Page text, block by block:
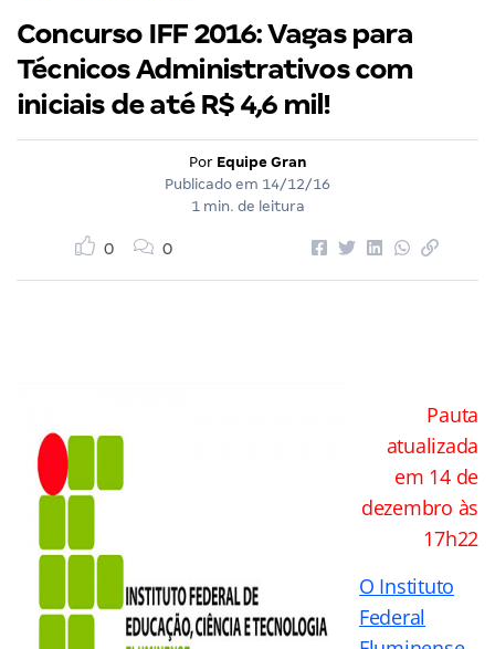
Concurso IFF 2016: Vagas para
Técnicos Administrativos com
iniciais de até R$ 4,6 mil!
Por Equipe Gran
Publicado em 14/12/16
1 min. de leitura
0 0
Pauta
atualizada
em 14 de
dezembro às
17h22
O Instituto
Federal